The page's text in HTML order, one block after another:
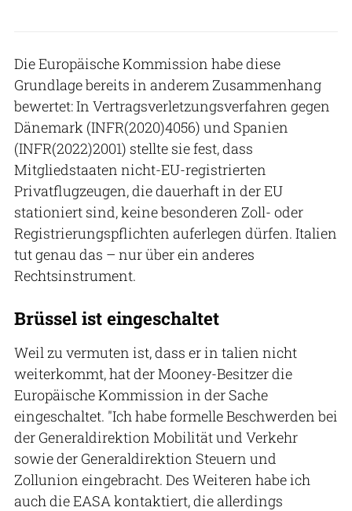
Die Europäische Kommission habe diese
Grundlage bereits in anderem Zusammenhang
bewertet: In Vertragsverletzungsverfahren gegen
Dänemark (INFR(2020)4056) und Spanien
(INFR(2022)2001) stellte sie fest, dass
Mitgliedstaaten nicht-EU-registrierten
Privatflugzeugen, die dauerhaft in der EU
stationiert sind, keine besonderen Zoll- oder
Registrierungspflichten auferlegen dürfen. Italien
tut genau das – nur über ein anderes
Rechtsinstrument.
Brüssel ist eingeschaltet
Weil zu vermuten ist, dass er in talien nicht
weiterkommt, hat der Mooney-Besitzer die
Europäische Kommission in der Sache
eingeschaltet. "Ich habe formelle Beschwerden bei
der Generaldirektion Mobilität und Verkehr
sowie der Generaldirektion Steuern und
Zollunion eingebracht. Des Weiteren habe ich
auch die EASA kontaktiert, die allerdings